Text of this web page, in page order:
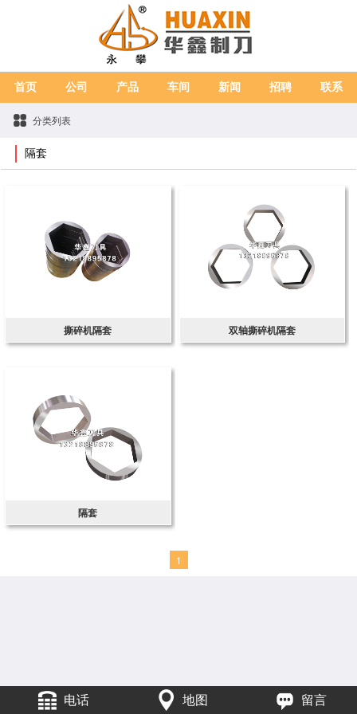
首页 公司 产品 车间 新闻 招聘 联系
分类列表
隔套
撕碎机隔套 双轴撕碎机隔套
隔套
1
电话 地图 留言